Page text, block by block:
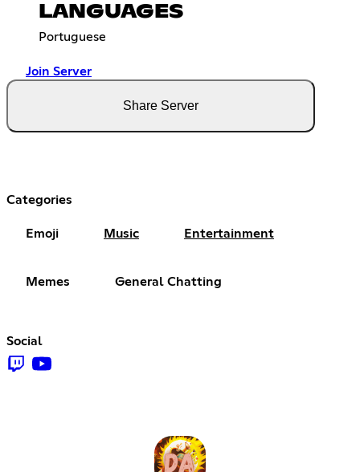
LANGUAGES
Portuguese
Join Server
Share Server
Categories
Emoji Music Entertainment
Memes General Chatting
Social